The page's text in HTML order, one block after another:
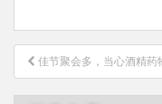
文
章
佳节聚会多，当心酒精药